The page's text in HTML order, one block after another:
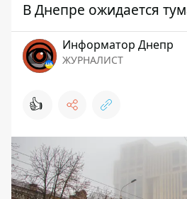
В Днепре ожидается
Информатор Днепр
ЖУРНАЛИСТ
👍